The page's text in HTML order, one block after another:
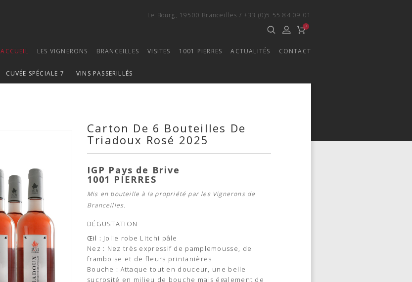
Le Bourg, 19500 Branceilles / +33 (0)5 55 84 09 01
0
ACCUEIL LES VIGNERONS BRANCEILLES VISITES 1001 PIERRES ACTUALITÉS CONTACT
CUVÉE SPÉCIALE 7 VINS PASSERILLÉS
Carton De 6 Bouteilles De
Triadoux Rosé 2025
IGP Pays de Brive
1001 PIERRES
Mis en bouteille à la propriété par les Vignerons de
Branceilles.
DÉGUSTATION
Œil : Jolie robe Litchi pâle
Nez : Nez très expressif de pamplemousse, de
framboise et de fleurs printanières
Bouche : Attaque tout en douceur, une belle
sucrosité en milieu de bouche mais également de